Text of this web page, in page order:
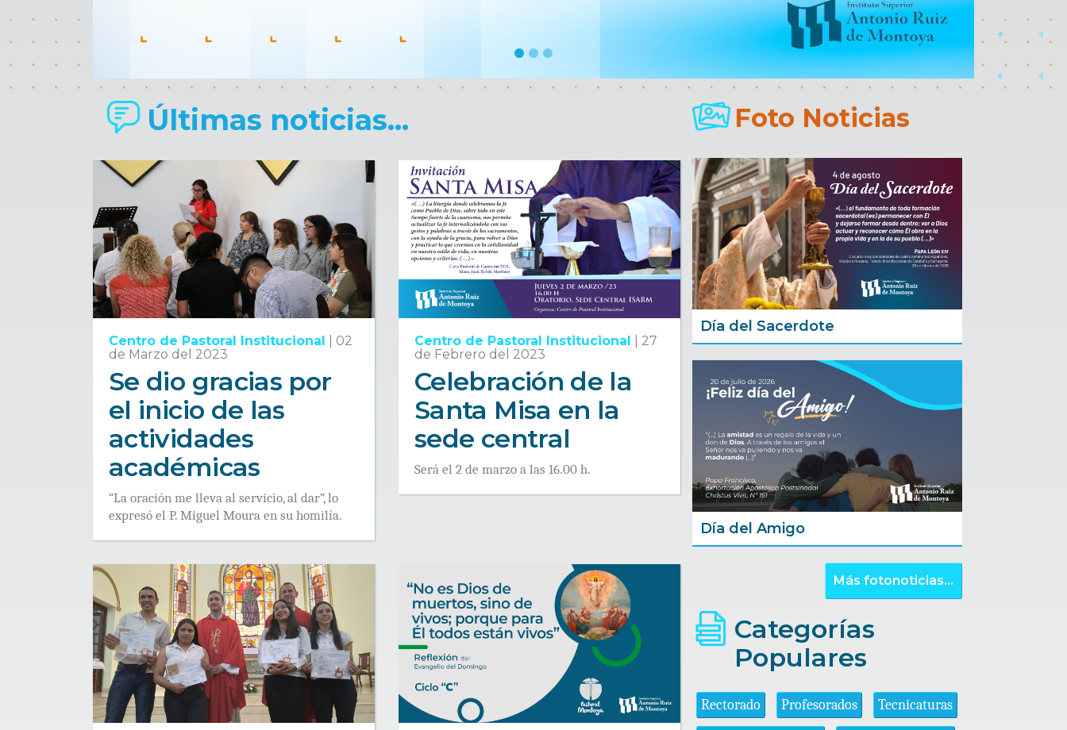
Últimas noticias...
Centro de Pastoral Institucional
02
de Marzo del 2023
Se dio gracias por
el inicio de las
actividades
académicas
“La oración me lleva al servicio, al dar”, lo
expresó el P. Miguel Moura en su homilía.
Centro de Pastoral Institucional
27
de Febrero del 2023
Celebración de la
Santa Misa en la
sede central
Será el 2 de marzo a las 16.00 h.
Foto Noticias
Día del Sacerdote
Día del Amigo
Más fotonoticias...
Categorías
Populares
Rectorado Profesorados Tecnicaturas